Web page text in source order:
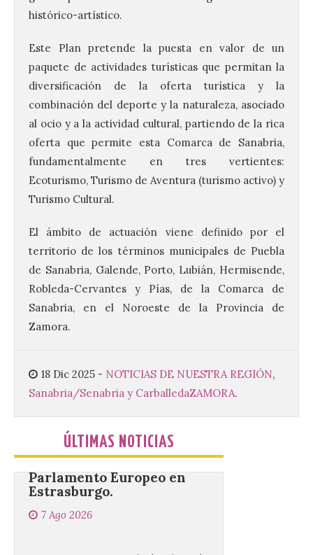
histórico-artístico.
Este Plan pretende la puesta en valor de un
paquete de actividades turísticas que permitan la
diversificación de la oferta turística y la
combinación del deporte y la naturaleza, asociado
al ocio y a la actividad cultural, partiendo de la rica
oferta que permite esta Comarca de Sanabria,
fundamentalmente en tres vertientes:
Ecoturismo, Turismo de Aventura (turismo activo) y
Turismo Cultural.
El ámbito de actuación viene definido por el
territorio de los términos municipales de Puebla
de Sanabria, Galende, Porto, Lubián, Hermisende,
Robleda-Cervantes y Pías, de la Comarca de
Sanabria, en el Noroeste de la Provincia de
Zamora.
18 Dic 2025 - NOTICIAS DE NUESTRA REGIÓN,
Sanabria/Senabria y CarballedaZAMORA.
ÚLTIMAS NOTICIAS
Vuelve la tradicional Feria
de Dulces del Convento a
Gradefes
7 Ago 2026
Tendrá lugar el 9 de
agosto en los aledaños del
monasterio cisterciense
de Santa María la Real de
Gradefes. Una cita
imprescindible para disfrutar de los
mejores dulces conventuales, tradición,
cultura y un ambiente único. El
La decimoctava fotografía
de León de…viaje nos llega
desde la sede del
Parlamento Europeo en
Estrasburgo.
7 Ago 2026